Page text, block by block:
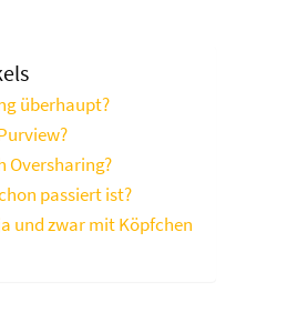
überhaupt?
Oversharing?
passiert ist?
und zwar mit Köpfchen